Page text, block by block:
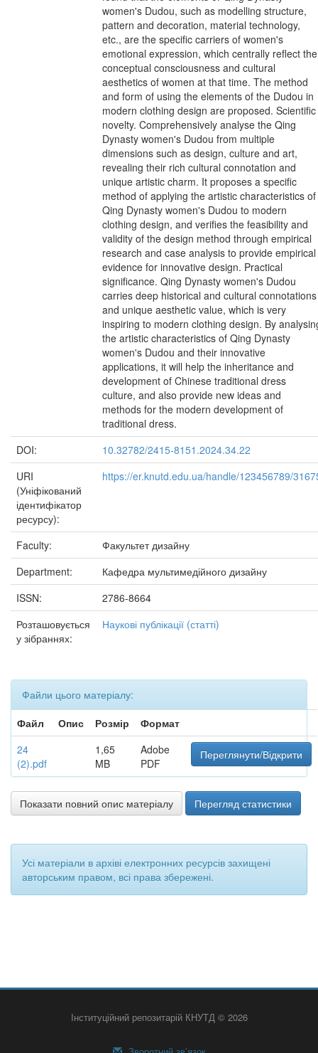
women's Dudou, such as modelling structure,
pattern and decoration, material technology,
etc., are the specific carriers of women's
emotional expression, which centrally reflect the
conceptual consciousness and cultural
aesthetics of women at that time. The method
and form of using the elements of the Dudou in
modern clothing design are proposed. Scientific
novelty. Comprehensively analyse the Qing
Dynasty women's Dudou from multiple
dimensions such as design, culture and art,
revealing their rich cultural connotation and
unique artistic charm. It proposes a specific
method of applying the artistic characteristics of
Qing Dynasty women's Dudou to modern
clothing design, and verifies the feasibility and
validity of the design method through empirical
research and case analysis to provide empirical
evidence for innovative design. Practical
significance. Qing Dynasty women's Dudou
carries deep historical and cultural connotations
and unique aesthetic value, which is very
inspiring to modern clothing design. By
the artistic characteristics of Qing Dynasty
women's Dudou and their innovative
applications, it will help the inheritance and
development of Chinese traditional dress
culture, and also provide new ideas and
methods for the modern development of
traditional dress.
DOI:
10.32782/2415-8151.2024.34.22
URI
(Уніфікований
ідентифікатор
ресурсу):
https://er.knutd.edu.ua/handle/123456789/
Faculty:
Факультет дизайну
Department:
Кафедра мультимедійного дизайну
ISSN:
2786-8664
Розташовується
у зібраннях:
Наукові публікації (статті)
Файли цього матеріалу:
Файл
Опис Розмір
Формат
24
(2).pdf
1,65
MB
Adobe
PDF
Переглянути/Відкрити
Показати повний опис матеріалу Перегляд статистики
Усі матеріали в архіві електронних ресурсів захищені
авторським правом, всі права збережені.
Інституційний репозитарій КНУТД © 2026